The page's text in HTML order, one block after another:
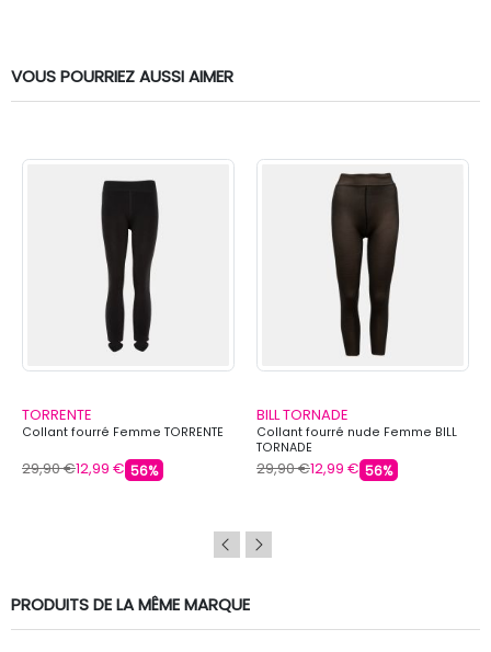
VOUS POURRIEZ AUSSI AIMER
TORRENTE
Collant fourré Femme TORRENTE
29,90 €12,99 € 56%
BILL TORNADE
Collant fourré nude Femme BILL
TORNADE
29,90 €12,99 € 56%
PRODUITS DE LA MÊME MARQUE